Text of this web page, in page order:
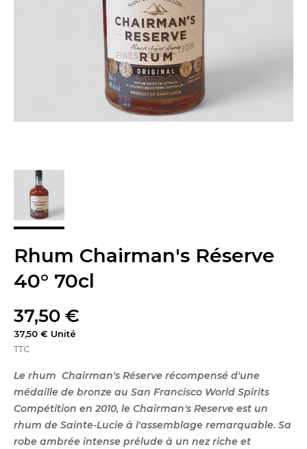
Rhum Chairman's Réserve
40° 70cl
37,50 €
37,50 € Unité
TTC
Le rhum Chairman's Réserve récompensé d'une
médaille de bronze au San Francisco World Spirits
Compétition en 2010, le Chairman's Reserve est un
rhum de Sainte-Lucie à l'assemblage remarquable. Sa
robe ambrée intense prélude à un nez riche et